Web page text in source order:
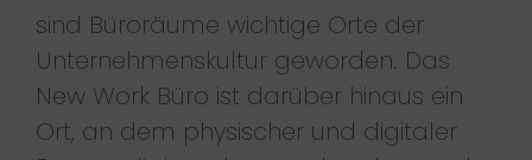
sind Büroräume wichtige Orte der
Unternehmenskultur geworden. Das
New Work Büro ist darüber hinaus ein
Ort, an dem physischer und digitaler